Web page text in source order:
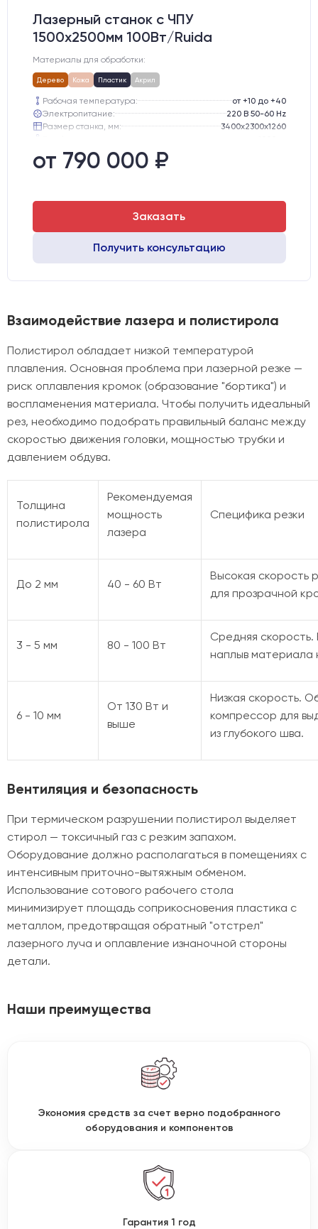
Лазерный станок c ЧПУ
1500х2500мм 100Вт/Ruida
Материалы для обработки:
Дерево Кожа Пластик Акрил
Рабочая температура:
от +10 до +40
Электропитание:
220 В 50-60 Hz
Размер станка, мм:
3400х2300х1260
Направляющие оси Y:
Направляющие оси Х:
от 790 000 ₽
Заказать
Получить консультацию
Взаимодействие лазера и полистирола
Полистирол обладает низкой температурой
плавления. Основная проблема при лазерной резке —
риск оплавления кромок (образование "бортика") и
воспламенения материала. Чтобы получить идеальный
рез, необходимо подобрать правильный баланс между
скоростью движения головки, мощностью трубки и
давлением обдува.
Толщина
полистирола
Рекомендуемая
мощность
лазера
Специфика резки
До 2 мм 40 - 60 Вт
Высокая скорость
для прозрачной
3 - 5 мм 80 - 100 Вт
Средняя скорость.
наплыв материала
6 - 10 мм
От 130 Вт и
выше
Низкая скорость.
компрессор для
из глубокого шва.
Вентиляция и безопасность
При термическом разрушении полистирол выделяет
стирол — токсичный газ с резким запахом.
Оборудование должно располагаться в помещениях с
интенсивным приточно-вытяжным обменом.
Использование сотового рабочего стола
минимизирует площадь соприкосновения пластика с
металлом, предотвращая обратный "отстрел"
лазерного луча и оплавление изнаночной стороны
детали.
Наши преимущества
Экономия средств за счет верно подобранного
оборудования и компонентов
Гарантия 1 год